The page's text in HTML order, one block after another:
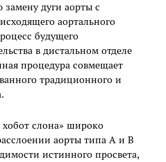
дуги аорты с
аортального
будущего
в дистальном отделе
процедура совмещает
традиционного и
слона» широко
аорты типа А и B
истинного просвета,